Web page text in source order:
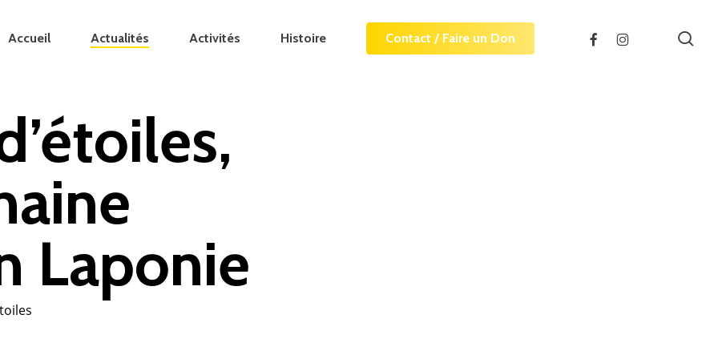
Accueil Actualités Activités Histoire Contact / Faire un Don facebookinstagram
Laponie